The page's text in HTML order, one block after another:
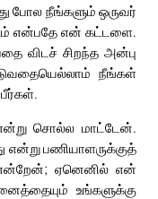
போல நீங்களும் ஒருவர்
என்பதே என் கட்டளை.
விடச் சிறந்த அன்பு
நீங்கள்
சொல்ல மாட்டேன்.
பணியாளருக்குத்
ஏனெனில் என்
உங்களுக்கு